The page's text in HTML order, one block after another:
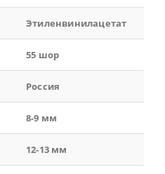
Этиленвинилацетат
55 шор
Россия
8-9 мм
12-13 мм